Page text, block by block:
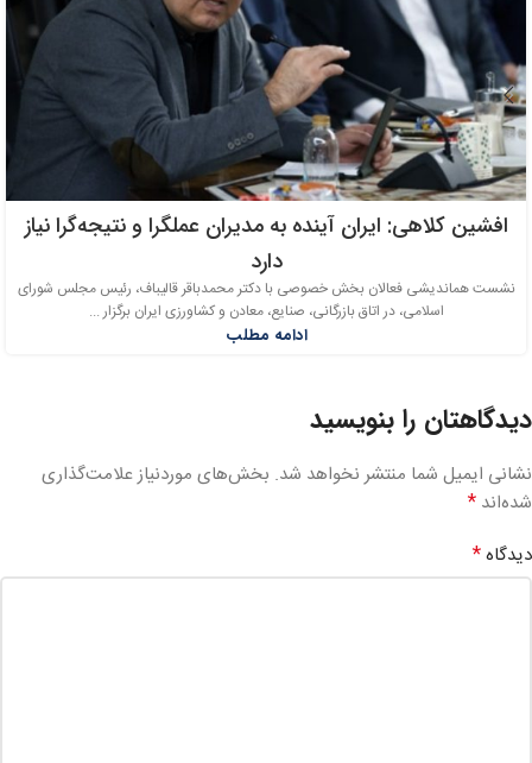
افشین کلاهی: ایران آینده به مدیران عملگرا و نتیجه‌گرا نیاز
دارد
نشست هماندیشی فعالان بخش خصوصی با دکتر محمدباقر قالیباف، رئیس مجلس شورای
اسلامی، در اتاق بازرگانی، صنایع، معادن و کشاورزی ایران برگزار ...
ادامه مطلب
دیدگاهتان را بنویسید
نشانی ایمیل شما منتشر نخواهد شد. بخش‌های موردنیاز علامت‌گذاری
شده‌اند *
دیدگاه*